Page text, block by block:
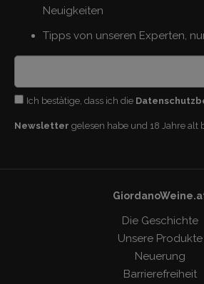
Neuigkeiten
Tipps von unseren Experten,
Ich bestätige, dass ich die
Newsletter gelesen habe und 18 Jahre alt
Die Geschichte
Unsere Produkte
Neuerung
Barrierefreiheit